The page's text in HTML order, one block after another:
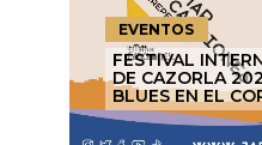
EVENTOS
FESTIVAL
DE CAZORLA
BLUES EN EL